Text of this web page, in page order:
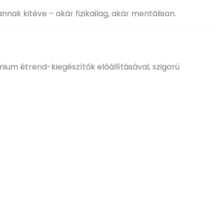
kitéve – akár fizikailag, akár mentálisan.
étrend-kiegészítők előállításával, szigorú